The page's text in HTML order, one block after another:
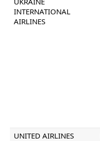
INTERNATIONAL
AIRLINES
UNITED AIRLINES